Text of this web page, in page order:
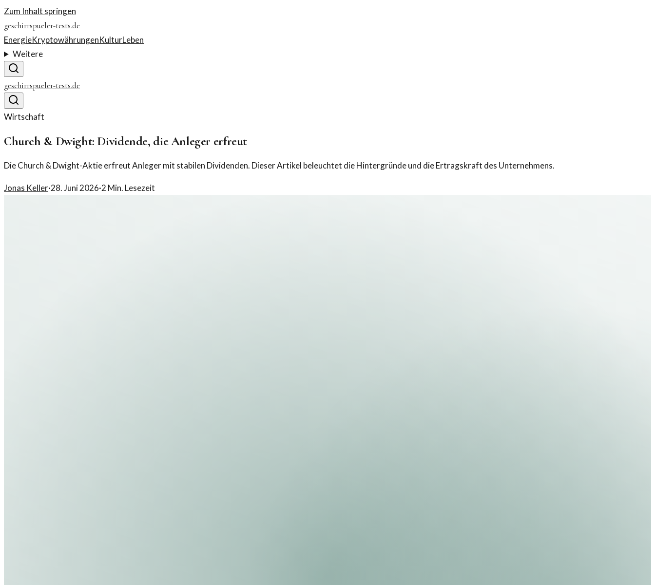
Zum Inhalt springen
geschirrspueler-tests.de
EnergieKryptowährungenKulturLeben
Weitere
geschirrspueler-tests.de
Wirtschaft
Church & Dwight: Dividende, die Anleger erfreut
Die Church & Dwight-Aktie erfreut Anleger mit stabilen Dividenden. Dieser Artikel beleuchtet die Hintergründe und die Ertragskraft des Unternehmens.
Jonas Keller·28. Juni 2026·2 Min. Lesezeit